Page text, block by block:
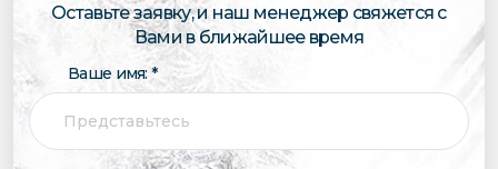
Оставьте заявку, и наш менеджер свяжется с
Вами в ближайшее время
Ваше имя: *